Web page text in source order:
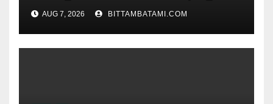
AUG 7, 2026 BITTAMBATAMI.COM